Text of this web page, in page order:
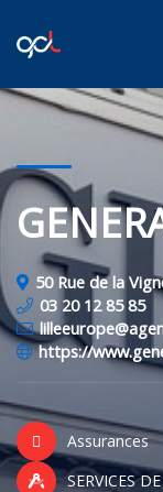
50 Rue de la
03 20 12 85 85
https://
Assurances
SERVICES